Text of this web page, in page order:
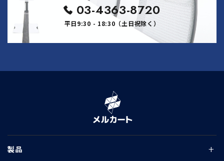
03-4363-8720
平日9:30 - 18:30（土日祝除く）
製品